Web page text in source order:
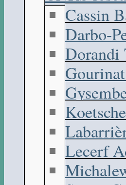
Cassin
Darbo-
Dorandi
Lecerf